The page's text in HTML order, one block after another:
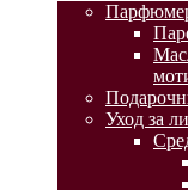
Уход за